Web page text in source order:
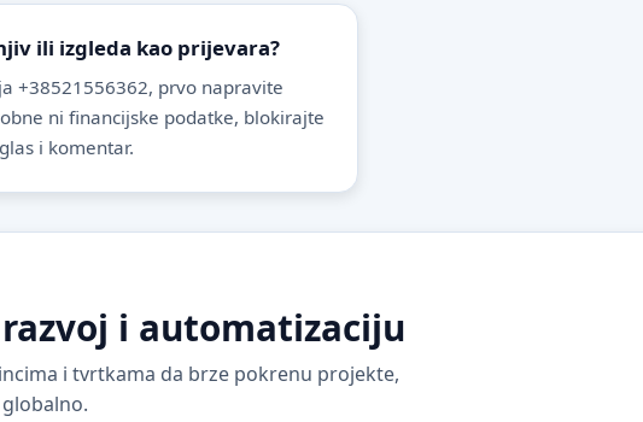
ili izgleda kao prijevara?
+38521556362, prvo napravite
ni financijske podatke, blokirajte
i komentar.
i automatizaciju
i tvrtkama da brze pokrenu projekte,